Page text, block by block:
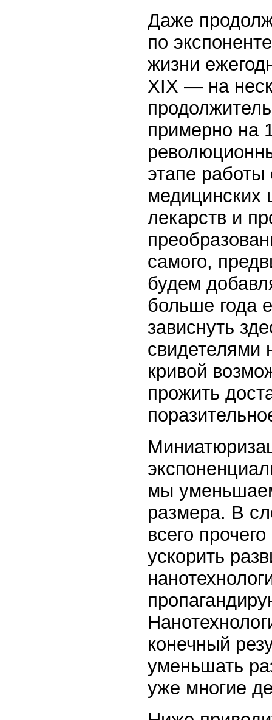
Даже
по
жизни
XIX — на
примерно на
этапе
медицинских
лекарств и
самого,
будем
больше года
зависнуть
свидетелями
кривой
прожить
мы
размера. В
всего
ускорить
конечный
уменьшать
уже многие